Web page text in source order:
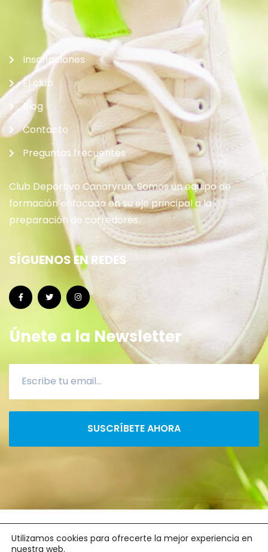
Inscripciones
El club
Blog
Contacto
Preguntas frecuentes
Club Deportivo Canaryrun: Somos un equipo de
formación enfocado en su eje principal a la
preparación de corredores.
SÍGUENOS EN REDES
Únete a la Newsletter
SUSCRÍBETE AHORA
2022 ©CanaryRun- xacoprol.com
Utilizamos cookies para ofrecerte la mejor experiencia en
nuestra web.